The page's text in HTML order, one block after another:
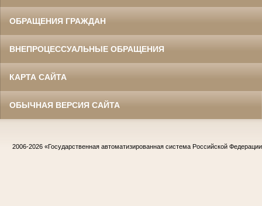
ОБРАЩЕНИЯ ГРАЖДАН
ВНЕПРОЦЕССУАЛЬНЫЕ ОБРАЩЕНИЯ
КАРТА САЙТА
ОБЫЧНАЯ ВЕРСИЯ САЙТА
2006-2026 «Государственная автоматизированная система Российской